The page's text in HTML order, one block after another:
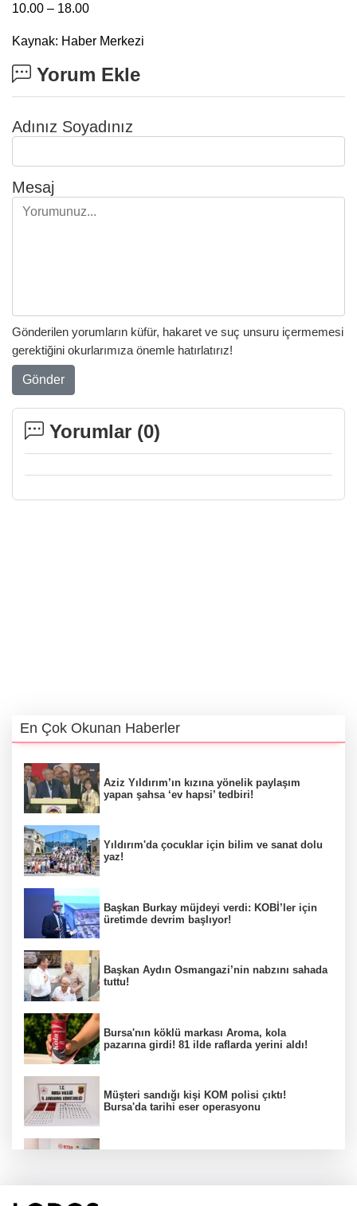
10.00 – 18.00
Kaynak: Haber Merkezi
Yorum Ekle
Adınız Soyadınız
Mesaj
Gönderilen yorumların küfür, hakaret ve suç unsuru içermemesi
gerektiğini okurlarımıza önemle hatırlatırız!
Gönder
Yorumlar (0)
En Çok Okunan Haberler
Aziz Yıldırım’ın kızına yönelik paylaşım
yapan şahsa ‘ev hapsi’ tedbiri!
Yıldırım'da çocuklar için bilim ve sanat dolu
yaz!
Başkan Burkay müjdeyi verdi: KOBİ’ler için
üretimde devrim başlıyor!
Başkan Aydın Osmangazi’nin nabzını sahada
tuttu!
Bursa'nın köklü markası Aroma, kola
pazarına girdi! 81 ilde raflarda yerini aldı!
Müşteri sandığı kişi KOM polisi çıktı!
Bursa'da tarihi eser operasyonu